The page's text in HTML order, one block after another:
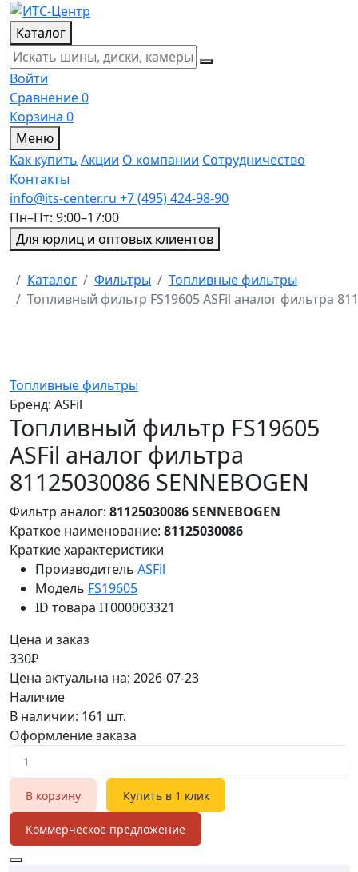
Каталог
Войти
Сравнение0
Корзина 0
Меню
Как купить Акции О компании Сотрудничество
Контакты
info@its-center.ru +7 (495) 424-98-90
Пн–Пт: 9:00–17:00
Для юрлиц и оптовых клиентов
Главная
Каталог Фильтры
Топливные фильтры
Топливный фильтр FS19605 ASFil аналог фильтра
Топливные фильтры
Бренд: ASFil
Топливный фильтр FS19605
ASFil аналог фильтра
81125030086 SENNEBOGEN
Фильтр аналог: 81125030086 SENNEBOGEN
Краткое наименование: 81125030086
Краткие характеристики
Производитель ASFil
Модель FS19605
ID товара IT000003321
Цена и заказ
330₽
Цена актуальна на: 2026-07-23
Наличие
В наличии: 161 шт.
Оформление заказа
В корзину Купить в 1 клик
Коммерческое предложение